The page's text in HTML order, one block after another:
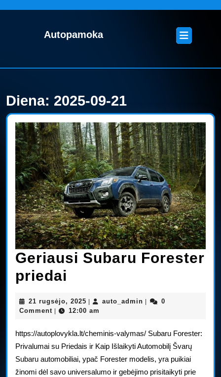
Autopamoka
Open
Button
Diena: 2025-09-21
Geriausi Subaru Forester
priedai
Forester
priedai
21 rugsėjo, 2025 21
rugsėjo,
auto_admin auto_admin
0
Comment
12:00 am
https://autoplovykla.lt/cheminis-valymas/ Subaru Forester:
Privalumai su Priedais ir Kaip Išlaikyti Automobilį Švarų
Subaru automobiliai, ypač Forester modelis, yra puikiai
žinomi dėl savo universalumo ir gebėjimo prisitaikyti prie